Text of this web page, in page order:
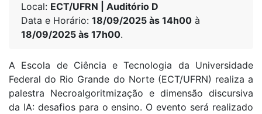
Local: ECT/UFRN | Auditório D
Data e Horário: 18/09/2025 às 14h00 à
18/09/2025 às 17h00.
A Escola de Ciência e Tecnologia da Universidade
Federal do Rio Grande do Norte (ECT/UFRN) realiza a
palestra Necroalgoritmização e dimensão discursiva
da IA: desafios para o ensino. O evento será realizado